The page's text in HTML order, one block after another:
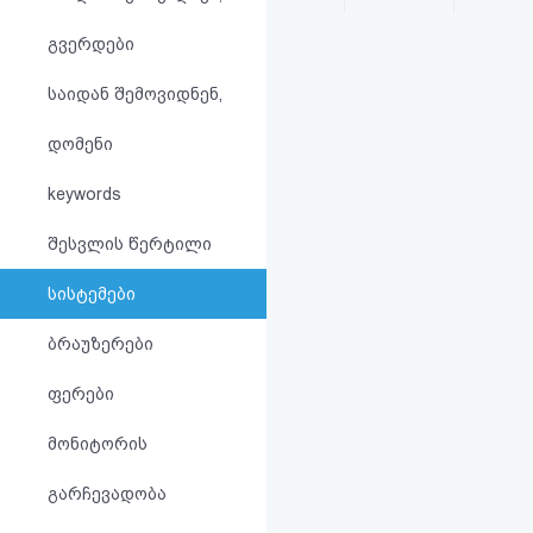
სალიცენზიო
შეთანხმება
და
პასუხისმგებლობის
გვერდები
საიდან შემოვიდნენ,
დომენი
keywords
შესვლის წერტილი
სისტემები
ბრაუზერები
ფერები
მონიტორის
გარჩევადობა